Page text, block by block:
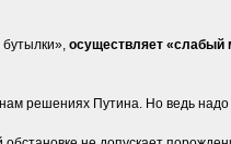
осуществляет «слабый
решениях Путина. Но ведь